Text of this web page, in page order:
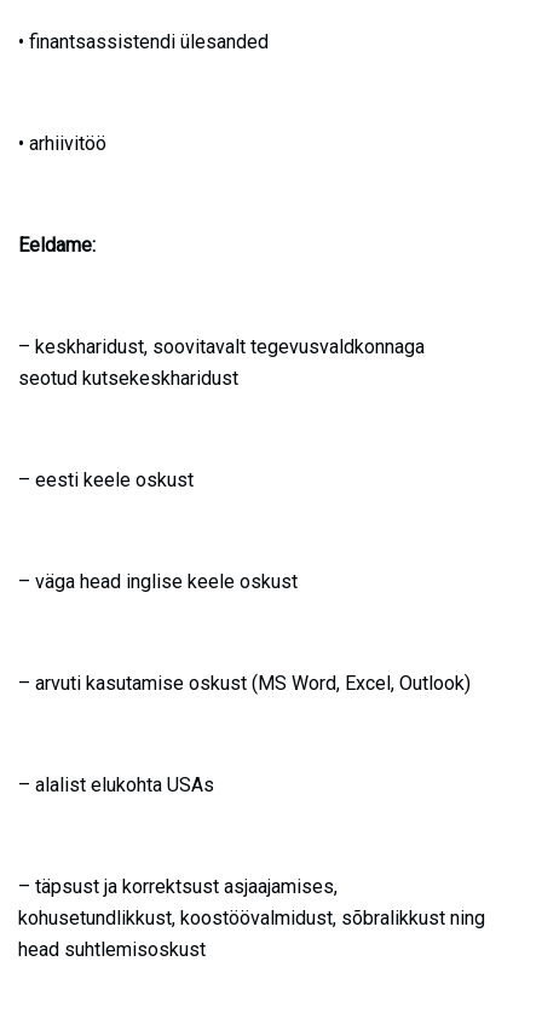
• finantsassistendi ülesanded
• arhiivitöö
Eeldame:
– keskharidust, soovitavalt tegevusvaldkonnaga
seotud kutsekeskharidust
– eesti keele oskust
– väga head inglise keele oskust
– arvuti kasutamise oskust (MS Word, Excel, Outlook)
– alalist elukohta USAs
– täpsust ja korrektsust asjaajamises,
kohusetundlikkust, koostöövalmidust, sõbralikkust ning
head suhtlemisoskust